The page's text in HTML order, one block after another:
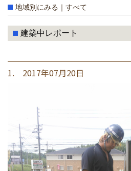
地域別にみる｜すべて
建築中レポート
1. 2017年07月20日